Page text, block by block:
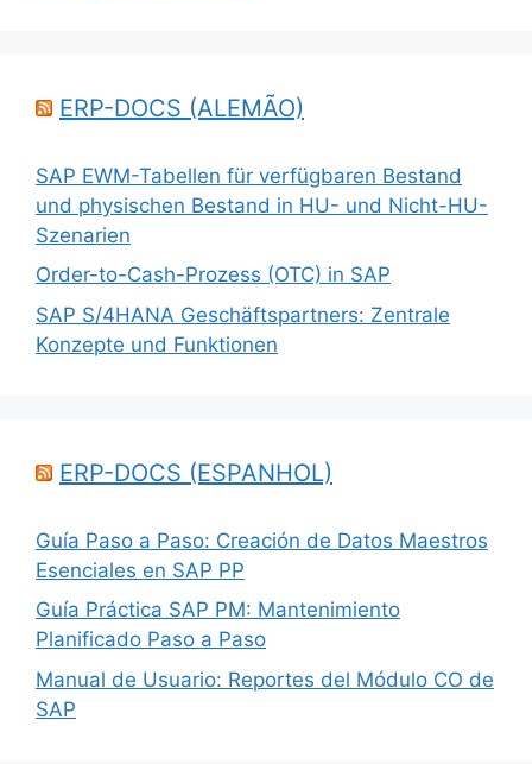
ERP-DOCS (ALEMÃO)
SAP EWM-Tabellen für verfügbaren Bestand
und physischen Bestand in HU- und Nicht-HU-
Szenarien
Order-to-Cash-Prozess (OTC) in SAP
SAP S/4HANA Geschäftspartners: Zentrale
Konzepte und Funktionen
ERP-DOCS (ESPANHOL)
Guía Paso a Paso: Creación de Datos Maestros
Esenciales en SAP PP
Guía Práctica SAP PM: Mantenimiento
Planificado Paso a Paso
Manual de Usuario: Reportes del Módulo CO de
SAP